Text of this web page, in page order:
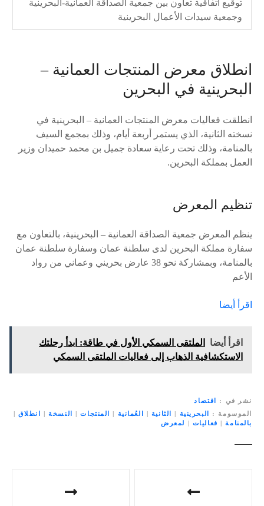
توقيع اتفاقية تعاون بين جمعية الصداقة العمانية-البحرينية
وجمعية سيدات الأعمال البحرينية
انطلاق معرض المنتجات العمانية –
البحرينية في البحرين
انطلقت فعاليات معرض المنتجات العمانية – البحرينية في
نسخته الثانية، الذي يستمر أربعة أيام، وذلك بمجمع السيف
بالمنامة، وذلك تحت رعاية سعادة جميل بن محمد حميدان وزير
العمل بمملكة البحرين.
تنظيم المعرض
ينظم المعرض جمعية الصداقة العمانية – البحرينية، بالتعاون مع
سفارة مملكة البحرين لدى سلطنة عمان وسفارة سلطنة عمان
بالمنامة، وبمشاركة نحو 38 عارض بحريني وعماني من رواد
الأعم
اقرأ أيضا
اقرأ أيضا
الملتقى السمكي الأول في طاقة: ابدأ رحلتك
الاستكشافية الذهاب إلى فعاليات الملتقى السمكي
نشر في
اقتصاد
الموسومة
البحرينية | الثانية | العُمانية | المنتجات| النسخة| انطلاق |
بالمنامة| فعاليات | لمعرض